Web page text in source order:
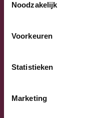
Noodzakelijk
Voorkeuren
Statistieken
Marketing